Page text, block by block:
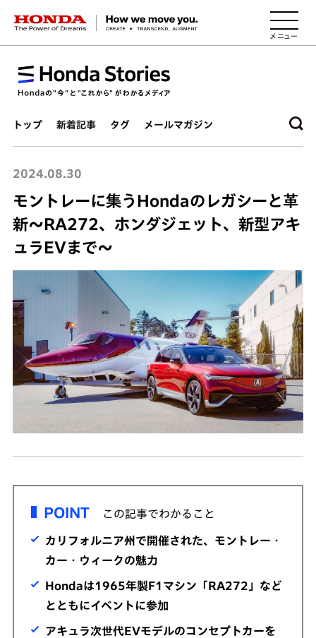
HONDA The Power of Dreams
トップ 新着記事 タグ メールマガジン
2024.08.30
モントレーに集うHondaのレガシーと革
新～RA272、ホンダジェット、新型アキ
ュラEVまで～
POINT この記事でわかること
カリフォルニア州で開催された、モントレー・
カー・ウィークの魅力
Hondaは1965年製F1マシン「RA272」など
とともにイベントに参加
アキュラ次世代EVモデルのコンセプトカーを